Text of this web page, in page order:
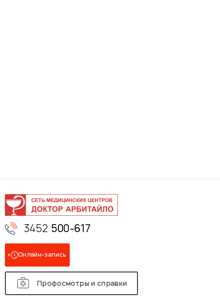
3452 500-617
Онлайн-запись
Профосмотры и справки